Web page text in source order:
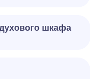
шкафа